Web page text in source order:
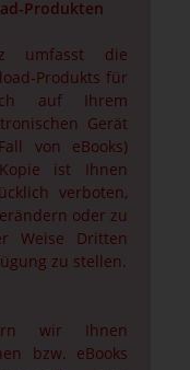
Produkten
umfasst die
Produkts für
auf Ihrem
Gerät
von eBooks)
ist Ihnen
verboten,
oder zu
Weise Dritten
zu stellen.
wir Ihnen
bzw. eBooks